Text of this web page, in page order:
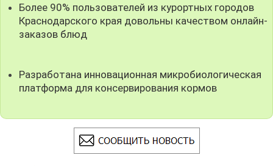
Более 90% пользователей из курортных городов
Краснодарского края довольны качеством онлайн-
заказов блюд
Разработана инновационная микробиологическая
платформа для консервирования кормов